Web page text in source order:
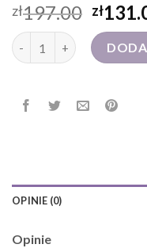
zł197.00 zł
ilość torba podróżna
OPINIE (0)
Opinie